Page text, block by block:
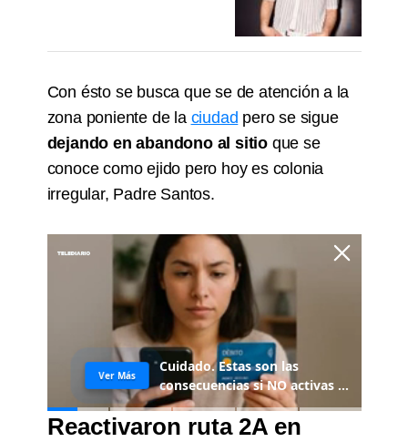
Con ésto se busca que se de atención a la
zona poniente de la ciudad pero se sigue
dejando en abandono al sitioque se
conoce como ejido pero hoy es colonia
irregular, Padre Santos.
Reactivaron ruta 2A en